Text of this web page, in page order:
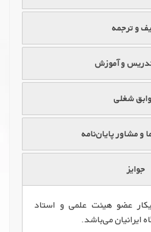
و ترجمه
و آموزش
شغلی
و مشاور پایان‌نامه
جوایز
عضو هیئت علمی و استاد
ایرانیان می‌باشد.